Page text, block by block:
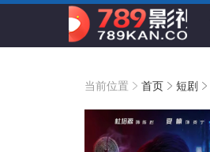
当前位置 首页 短剧